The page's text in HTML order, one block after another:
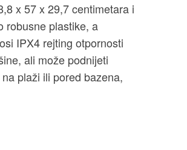
x 57 x 29,7 centimetara i
robusne plastike, a
IPX4 rejting otpornosti
ali može podnijeti
plaži ili pored bazena,